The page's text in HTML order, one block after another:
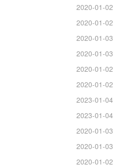
2020-01-02
2020-01-02
2020-01-03
2020-01-03
2020-01-02
2020-01-02
2023-01-04
2023-01-04
2020-01-03
2020-01-03
2020-01-02